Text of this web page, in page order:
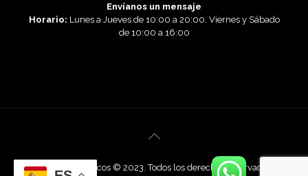
Envíanos un mensaje
Horario: Lunes a Jueves de 10:00 a 20:00. Viernes y Sábado
de 10:00 a 16:00
Viajar a Marruecos © 2023. Todos los derechos reservados.